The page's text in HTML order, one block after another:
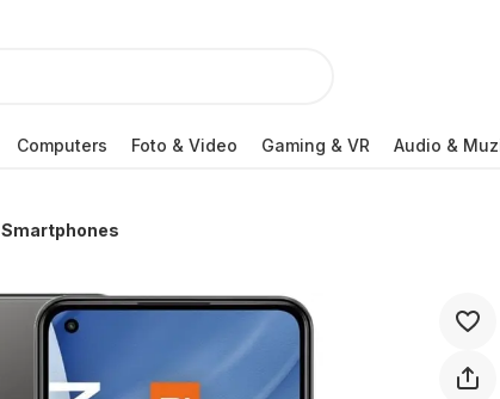
Computers Foto & Video Gaming & VR Audio &
Smartphones